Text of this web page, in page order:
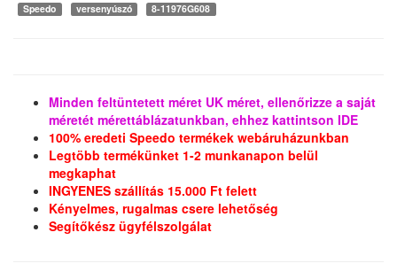
Speedo versenyúszó 8-11976G608
Minden feltüntetett méret UK méret, ellenőrizze a saját
méretét mérettáblázatunkban, ehhez kattintson IDE
100% eredeti Speedo termékek webáruházunkban
Legtöbb termékünket 1-2 munkanapon belül
megkaphat
INGYENES szállítás 15.000 Ft felett
Kényelmes, rugalmas csere lehetőség
Segítőkész ügyfélszolgálat